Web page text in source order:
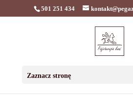
501 251 434
Zaznacz stronę